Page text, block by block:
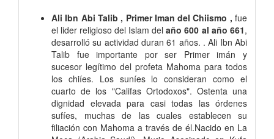
Ali Ibn Abi Talib , Primer Iman del Chiismo , fue
el lider religioso del Islam del año 600 al año 661,
desarrolló su actividad duran 61 años. . Ali Ibn Abi
Talib fue importante por ser Primer imán y
sucesor legítimo del profeta Mahoma para todos
los chiíes. Los suníes lo consideran como el
cuarto de los "Califas Ortodoxos". Ostenta una
dignidad elevada para casi todas las órdenes
sufíes, muchas de las cuales establecen su
filiación con Mahoma a través de él.Nacido en La